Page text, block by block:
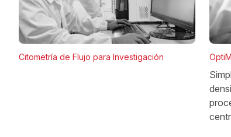
Citometría de Flujo para Investigación